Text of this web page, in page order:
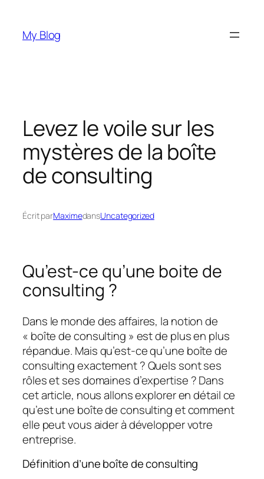
contenu
My Blog
Levez le voile sur les
mystères de la boîte
de consulting
Écrit parMaximedansUncategorized
Qu’est-ce qu’une boite de
consulting ?
Dans le monde des affaires, la notion de
« boîte de consulting » est de plus en plus
répandue. Mais qu’est-ce qu’une boîte de
consulting exactement ? Quels sont ses
rôles et ses domaines d’expertise ? Dans
cet article, nous allons explorer en détail ce
qu’est une boîte de consulting et comment
elle peut vous aider à développer votre
entreprise.
Définition d’une boîte de consulting